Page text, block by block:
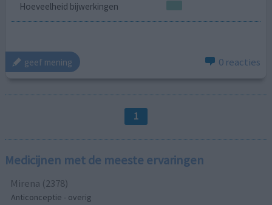
Hoeveelheid bijwerkingen
geef mening 0 reacties
1
Medicijnen met de meeste ervaringen
Mirena (2378)
Anticonceptie - overig